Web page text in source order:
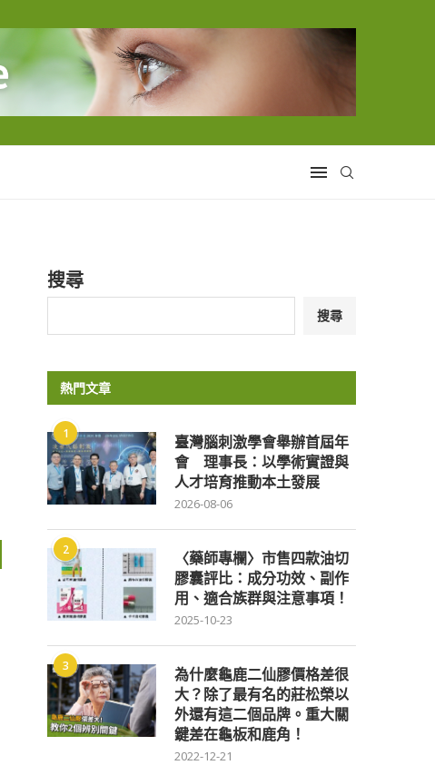
搜尋
搜尋
熱門文章
1
臺灣腦刺激學會舉辦首屆年
會 理事長：以學術實證與
人才培育推動本土發展
2026-08-06
2
〈藥師專欄〉市售四款油切
膠囊評比：成分功效、副作
用、適合族群與注意事項！
2025-10-23
3
為什麼龜鹿二仙膠價格差很
大？除了最有名的莊松榮以
外還有這二個品牌。重大關
鍵差在龜板和鹿角！
2022-12-21